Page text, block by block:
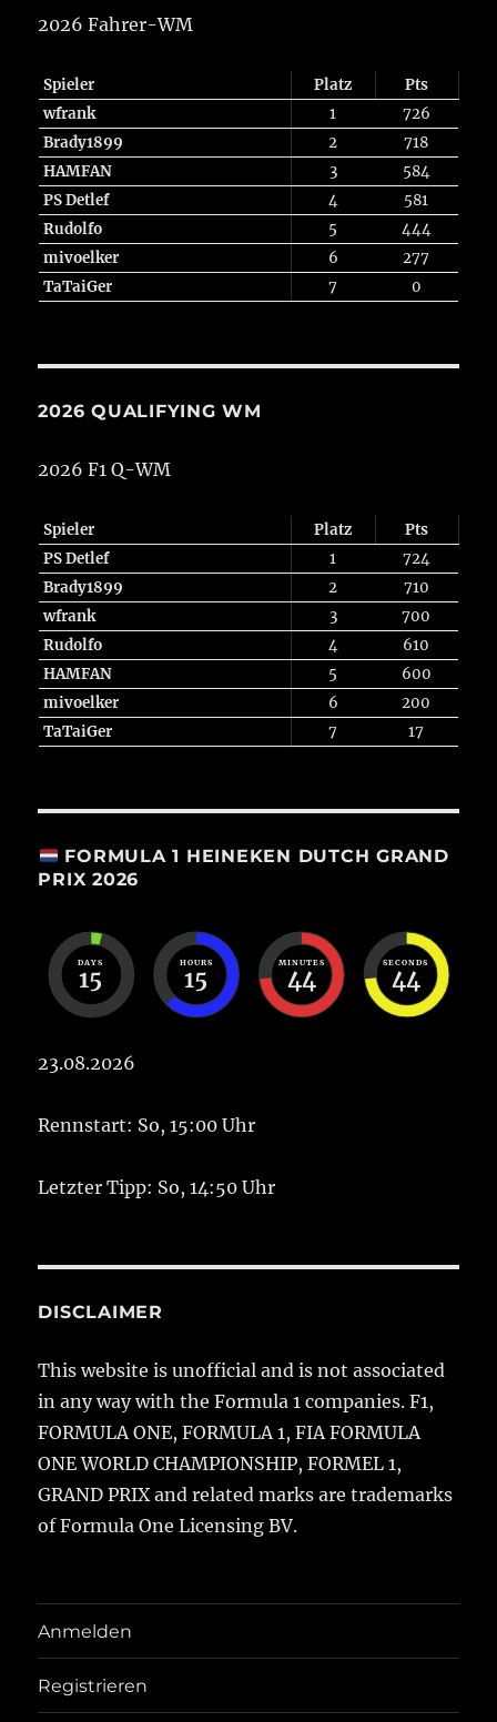
2026 Fahrer-WM
Spieler Platz
Pts
wfrank
1
726
Brady1899
2
718
HAMFAN
3
584
PS Detlef
4
581
Rudolfo
5
444
mivoelker
6
277
TaTaiGer
7 0
2026 QUALIFYING WM
2026 F1 Q-WM
Spieler Platz
Pts
PS Detlef
1
724
Brady1899
2
710
wfrank
3
700
Rudolfo
4
610
HAMFAN
5
600
mivoelker
6
200
TaTaiGer
7 17
FORMULA 1 HEINEKEN DUTCH GRAND
PRIX 2026
DAYS
15
HOURS
15
MINUTES
44
SECONDS
44
23.08.2026
Rennstart: So, 15:00 Uhr
Letzter Tipp: So, 14:50 Uhr
DISCLAIMER
This website is unofficial and is not associated
in any way with the Formula 1 companies. F1,
FORMULA ONE, FORMULA 1, FIA FORMULA
ONE WORLD CHAMPIONSHIP, FORMEL 1,
GRAND PRIX and related marks are trademarks
of Formula One Licensing BV.
Anmelden
Registrieren